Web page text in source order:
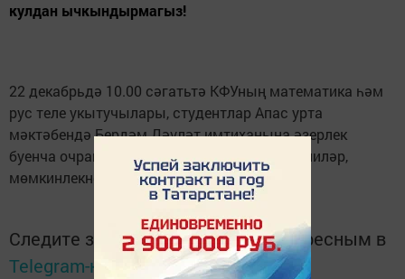
кулдан ычкындырмагыз!
22 декабрьдә 10.00 сәгатьтә КФУның математика һәм
рус теле укытучылары, студентлар Апас урта
мәктәбендә Бердәм Дәүләт имтиханына әзерлек
буенча очрашу үткәрә. Укучылар һәм әти-әниләр,
мөмкинлекне кулдан ычкындырмагыз!
Следите за самым важным и интересным в
Telegram-канале
Татмедиа